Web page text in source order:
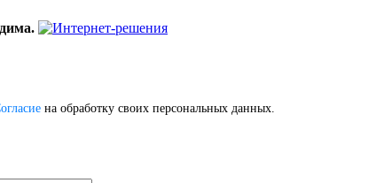
на обработку своих персональных данных.